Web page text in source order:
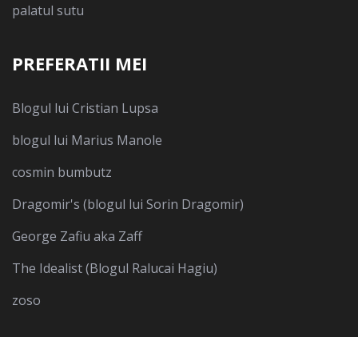
palatul sutu
PREFERATII MEI
Blogul lui Cristian Lupsa
blogul lui Marius Manole
cosmin bumbutz
Dragomir's (blogul lui Sorin Dragomir)
George Zafiu aka Zaff
The Idealist (Blogul Ralucai Hagiu)
zoso